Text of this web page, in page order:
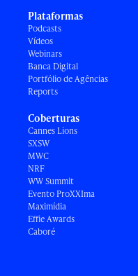
Plataformas
Podcasts
Vídeos
Webinars
Banca Digital
Portfólio de Agências
Reports
Coberturas
Cannes Lions
SXSW
MWC
NRF
WW Summit
Evento ProXXIma
Maximídia
Effie Awards
Caboré